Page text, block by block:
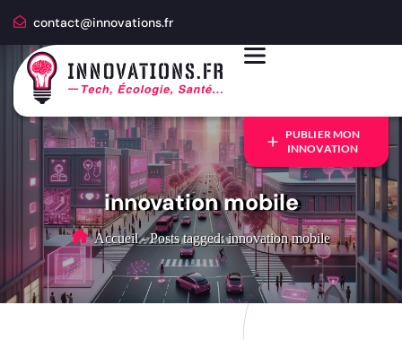
contact@innovations.fr
PUBLIER MON
INNOVATION
innovation mobile
Accueil - Posts tagged: innovation mobile